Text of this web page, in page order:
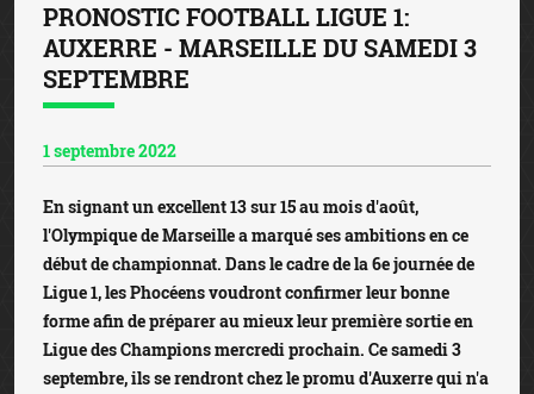
PRONOSTIC FOOTBALL LIGUE 1:
AUXERRE - MARSEILLE DU SAMEDI 3
SEPTEMBRE
1 septembre 2022
En signant un excellent 13 sur 15 au mois d'août,
l'Olympique de Marseille a marqué ses ambitions en ce
début de championnat. Dans le cadre de la 6e journée de
Ligue 1, les Phocéens voudront confirmer leur bonne
forme afin de préparer au mieux leur première sortie en
Ligue des Champions mercredi prochain. Ce samedi 3
septembre, ils se rendront chez le promu d'Auxerre qui n'a